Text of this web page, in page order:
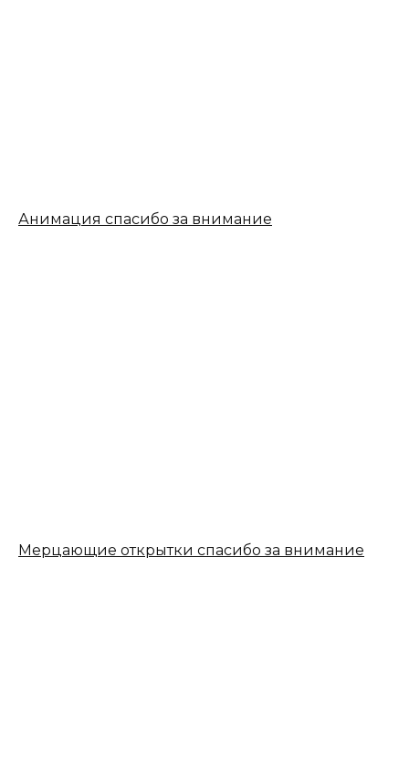
Анимация спасибо за внимание
Мерцающие открытки спасибо за внимание